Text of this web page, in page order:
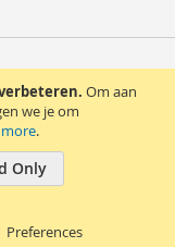
Om aan
we je om
.
Only
Preferences